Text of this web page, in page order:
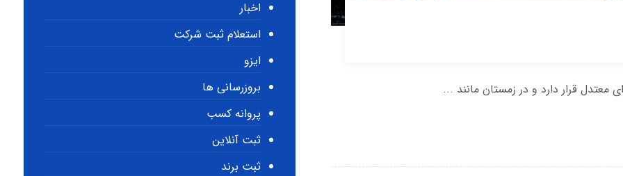
اخبار
استعلام ثبت شرکت
ایزو
بروزرسانی ها
پروانه کسب
ثبت آنلاین
ثبت برند